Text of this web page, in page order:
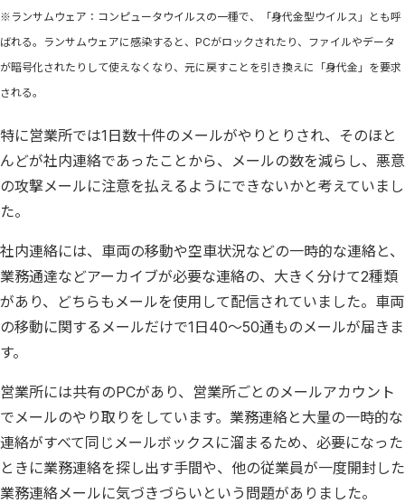
※ランサムウェア：コンピュータウイルスの一種で、「身代金型ウイルス」とも呼
ばれる。ランサムウェアに感染すると、PCがロックされたり、ファイルやデータ
が暗号化されたりして使えなくなり、元に戻すことを引き換えに「身代金」を要求
される。
特に営業所では1日数十件のメールがやりとりされ、そのほと
んどが社内連絡であったことから、メールの数を減らし、悪意
の攻撃メールに注意を払えるようにできないかと考えていまし
た。
社内連絡には、車両の移動や空車状況などの一時的な連絡と、
業務通達などアーカイブが必要な連絡の、大きく分けて2種類
があり、どちらもメールを使用して配信されていました。車両
の移動に関するメールだけで1日40～50通ものメールが届きま
す。
営業所には共有のPCがあり、営業所ごとのメールアカウント
でメールのやり取りをしています。業務連絡と大量の一時的な
連絡がすべて同じメールボックスに溜まるため、必要になった
ときに業務連絡を探し出す手間や、他の従業員が一度開封した
業務連絡メールに気づきづらいという問題がありました。